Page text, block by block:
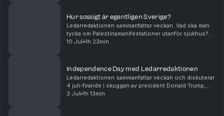
Hur sossigt är egentligen Sverige?
Ledarredaktionen sammanfattar veckan. Vad ska man
tycka om Palestinamanifestationer utanför sjukhus?
Råder det verkligen vattenbrist? Och hur ska Sverige
10 Juli 1h 23min
Independence Day med Ledarredaktionen
Ledarredaktionen sammanfattar veckan och diskuterar
4 juli-firande i skuggan av president Donald Trump,
samtyckeslagens oväntade konsekvenser samt vikten
3 Juli 1h 13min